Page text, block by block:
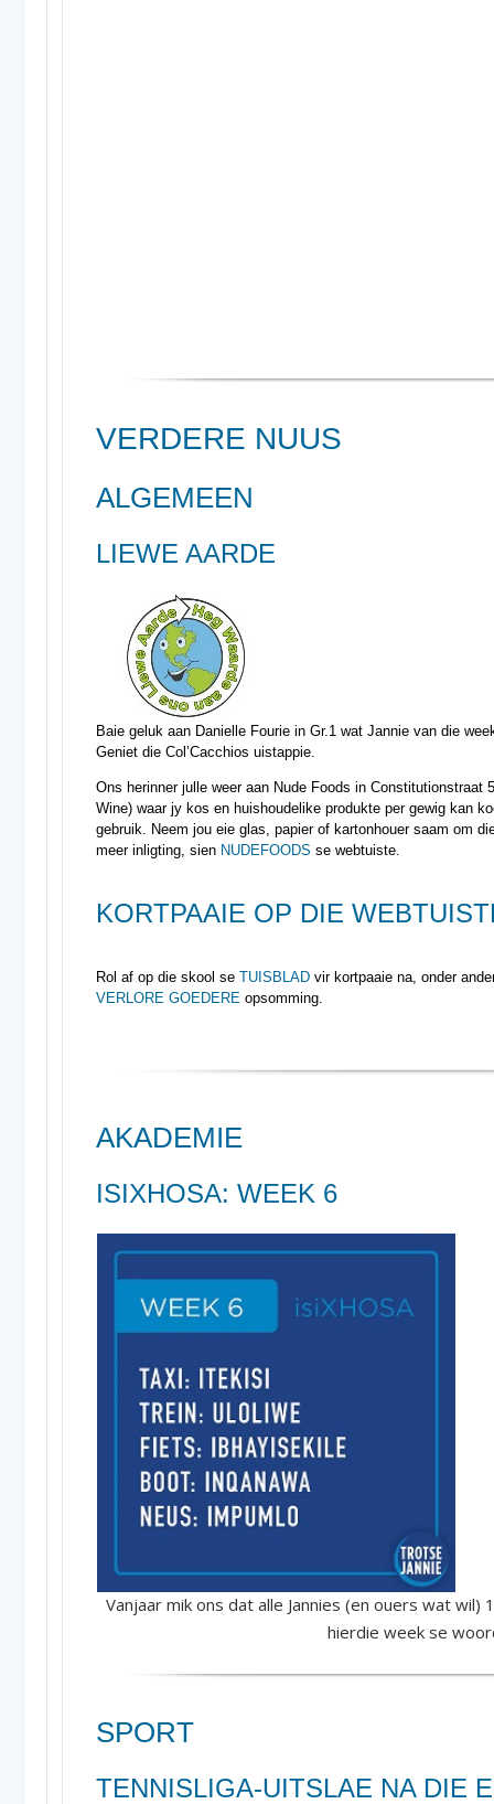
VERDERE NUUS
ALGEMEEN
LIEWE AARDE
Baie geluk aan Danielle Fourie in Gr.1 wat Jannie van die
Geniet die Col’Cacchios uistappie.
Ons herinner julle weer aan Nude Foods in Constitutionstraat
Wine) waar jy kos en huishoudelike produkte per gewig kan
gebruik. Neem jou eie glas, papier of kartonhouer saam om
meer inligting, sien NUDEFOODS se webtuiste.
KORTPAAIE OP DIE
Rol af op die skool seTUISBLAD vir kortpaaie na, onder
VERLORE GOEDERE opsomming.
AKADEMIE
ISIXHOSA: WEEK 6
Vanjaar mik ons dat alle Jannies (en ouers wat
hierdie week se
SPORT
TENNISLIGA-UITSLAE NA DIE